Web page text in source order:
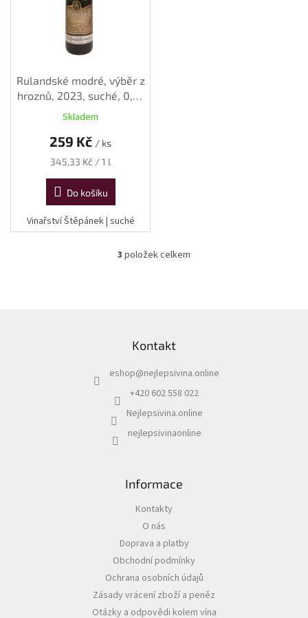
Rulandské modré, výběr z
hroznů, 2023, suché, 0,75
Skladem
259 Kč / ks
Měrná
345,33 Kč / 1 l
Do košíku
Vinařství Štěpánek | suché
O
c
í
r
v
y
v
s
3 položek celkem
Kontakt
eshop@nejlepsivina.online
+420 602 558 022
Nejlepsivina.online
nejlepsivinaonline
Informace
Kontakty
O nás
Doprava a platby
Obchodní podmínky
Ochrana osobních údajů
Zásady vrácení zboží a peněz
Otázky a odpovědi kolem vína